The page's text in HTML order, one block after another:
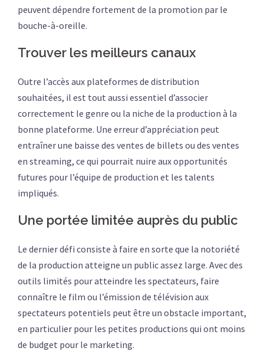
peuvent dépendre fortement de la promotion par le
bouche-à-oreille.
Trouver les meilleurs canaux
Outre l’accès aux plateformes de distribution
souhaitées, il est tout aussi essentiel d’associer
correctement le genre ou la niche de la production à la
bonne plateforme. Une erreur d’appréciation peut
entraîner une baisse des ventes de billets ou des ventes
en streaming, ce qui pourrait nuire aux opportunités
futures pour l’équipe de production et les talents
impliqués.
Une portée limitée auprès du public
Le dernier défi consiste à faire en sorte que la notoriété
de la production atteigne un public assez large. Avec des
outils limités pour atteindre les spectateurs, faire
connaître le film ou l’émission de télévision aux
spectateurs potentiels peut être un obstacle important,
en particulier pour les petites productions qui ont moins
de budget pour le marketing.